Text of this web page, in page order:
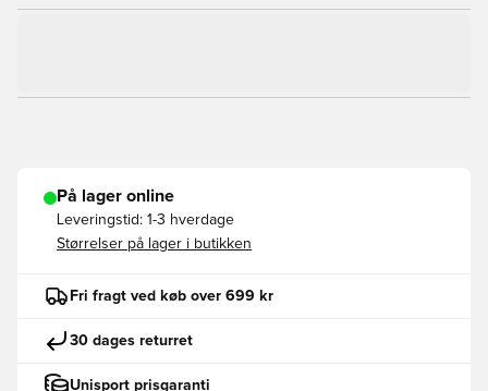
På lager online
Leveringstid: 1-3 hverdage
Størrelser på lager i butikken
Fri fragt ved køb over 699 kr
30 dages returret
Unisport prisgaranti